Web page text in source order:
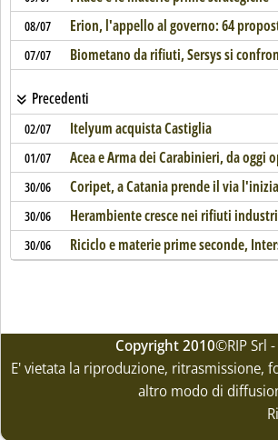
08/07 Erion, l'appello al governo: 64
07/07 Biometano da rifiuti, Sersys si
Precedenti
02/07 Itelyum acquista Castiglia
01/07 Acea e Arma dei Carabinieri, da
30/06 Coripet, a Catania prende il via
30/06 Herambiente cresce nei rifiuti
30/06 Riciclo e materie prime seconde,
Copyright 2010©RIP Srl -
E' vietata la riproduzione, ritrasmissione,
altro modo di